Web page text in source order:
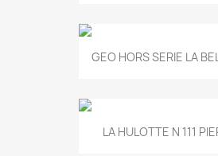
GEO HORS SERIE LA
LA HULOTTE N 111